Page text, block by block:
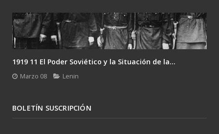
Gramsci y el desafío del último Lenin: la...
Enero 26 Lenin
BOLETÍN SUSCRIPCIÓN